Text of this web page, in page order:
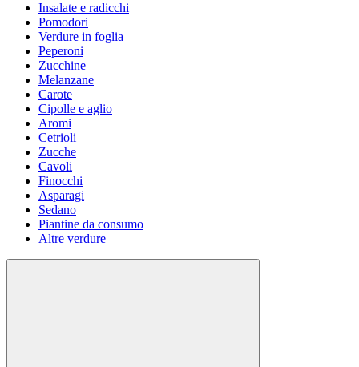
Insalate e radicchi
Pomodori
Verdure in foglia
Peperoni
Zucchine
Melanzane
Carote
Cipolle e aglio
Aromi
Cetrioli
Zucche
Cavoli
Finocchi
Asparagi
Sedano
Piantine da consumo
Altre verdure